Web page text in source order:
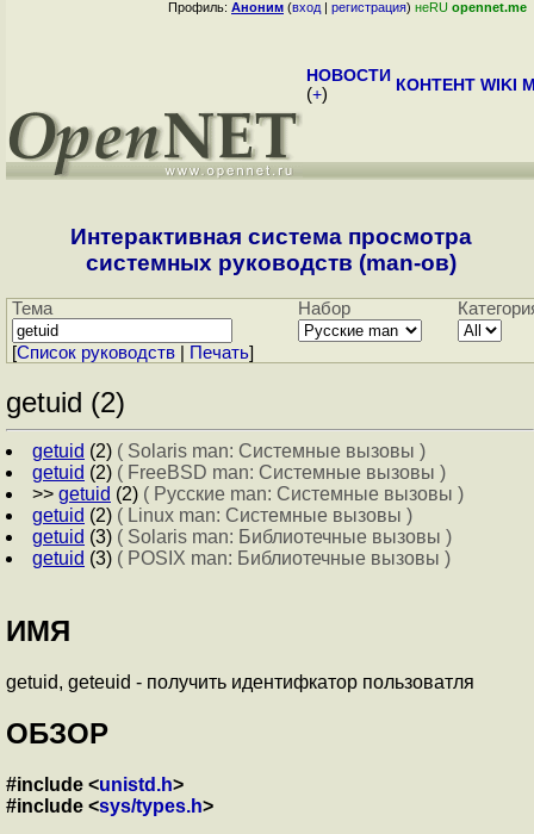
Профиль: Аноним (вход | регистрация) неRU opennet.me
НОВОСТИ
(+) КОНТЕНТ WIKI
Интерактивная система просмотра
системных руководств (man-ов)
Тема Набор
[Cписок руководств Печать]
getuid (2)
getuid (2) ( Solaris man: Системные вызовы )
getuid (2) ( FreeBSD man: Системные вызовы )
>> getuid (2) ( Русские man: Системные вызовы )
getuid (2) ( Linux man: Системные вызовы )
getuid (3) ( Solaris man: Библиотечные вызовы )
getuid (3) ( POSIX man: Библиотечные вызовы )
ИМЯ
getuid, geteuid - получить идентифкатор пользоватля
ОБЗОР
#include <unistd.h>
#include <sys/types.h>